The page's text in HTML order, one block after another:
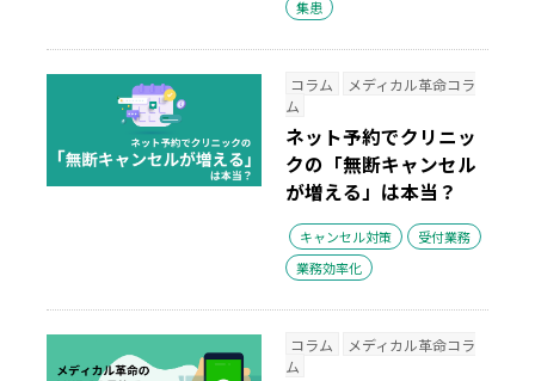
集患
コラム
メディカル革命コラ
ム
ネット予約でクリニッ
クの「無断キャンセル
が増える」は本当？
キャンセル対策
受付業務
業務効率化
コラム
メディカル革命コラ
ム